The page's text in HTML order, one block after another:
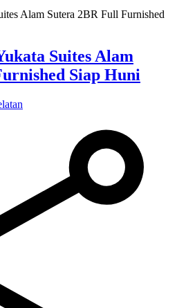
Suites Alam
Siap Huni